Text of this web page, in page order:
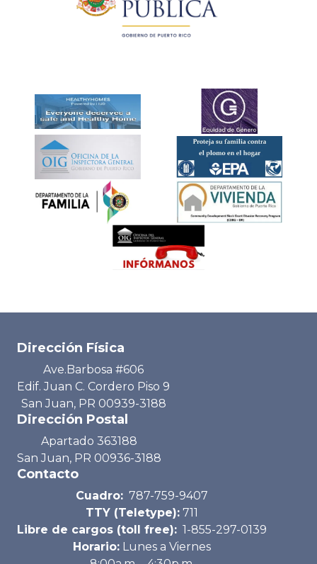
Dirección Física
Ave.Barbosa #606
Edif. Juan C. Cordero Piso 9
San Juan, PR 00939-3188
Dirección Postal
Apartado 363188
San Juan, PR 00936-3188
Contacto
Cuadro: 787-759-9407
TTY (Teletype): 711
Libre de cargos (toll free): 1-855-297-0139
Horario: Lunes a Viernes